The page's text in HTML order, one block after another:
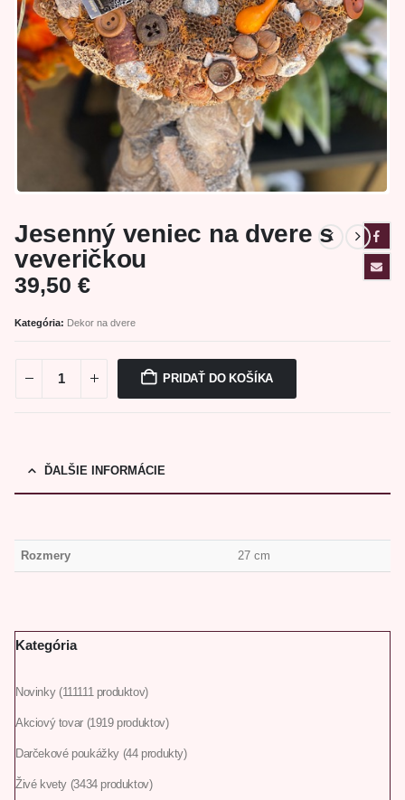
Jesenný veniec na dvere s
veveričkou
39,50 €
Kategória: Dekor na dvere
PRIDAŤ DO KOŠÍKA
ĎALŠIE INFORMÁCIE
Rozmery 27 cm
Kategória
Novinky 111111 produktov
Akciový tovar 1919 produktov
Darčekové poukážky 44 produkty
Živé kvety 3434 produktov